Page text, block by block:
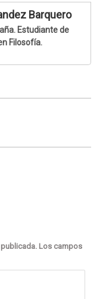
Barquero
Estudiante de
Filosofía.
Los campos